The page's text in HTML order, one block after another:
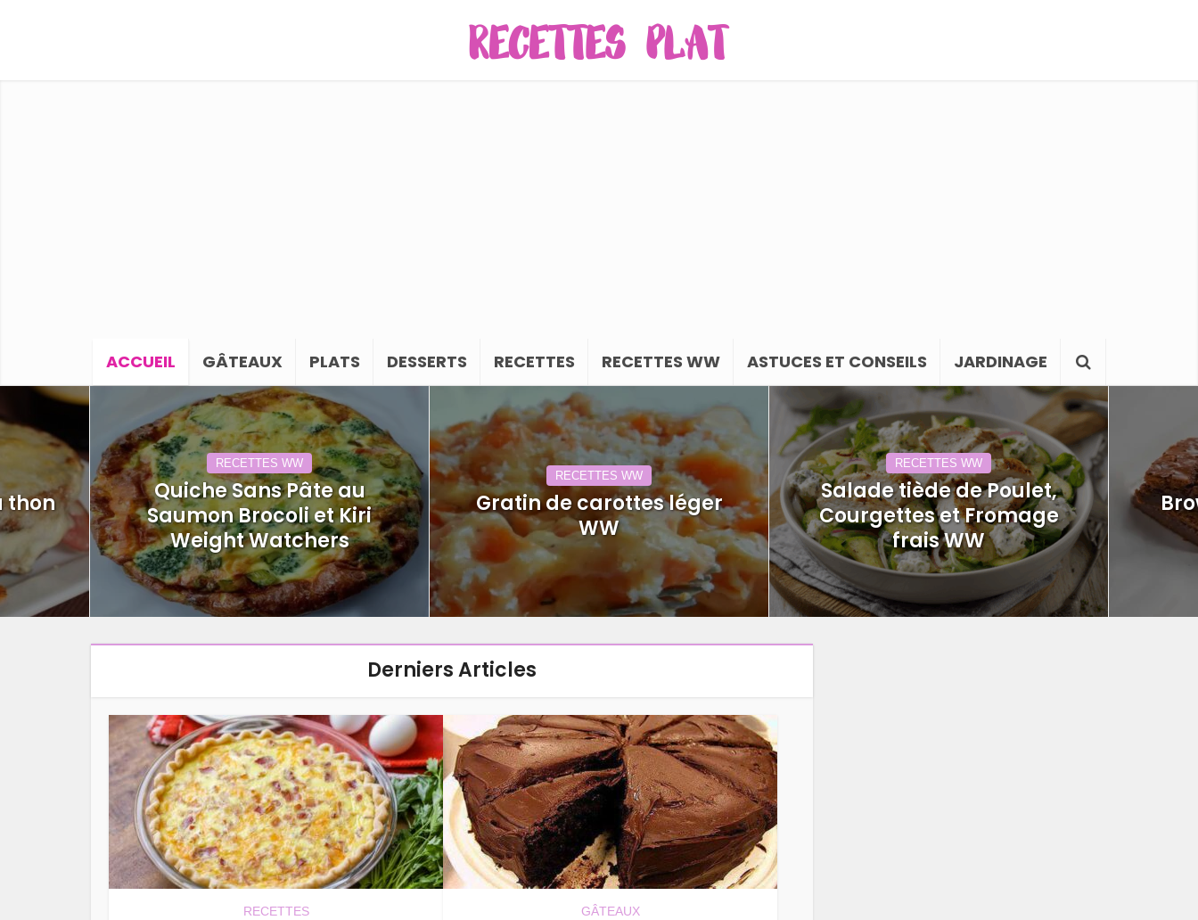
ACCUEIL GÂTEAUX PLATS DESSERTS RECETTES RECETTES WW ASTUCES ET CONSEILS JARDINAGE
thon
RECETTES WW
Quiche Sans Pâte au
Saumon Brocoli et Kiri
Weight Watchers
RECETTES WW
Gratin de carottes léger
WW
RECETTES WW
Salade tiède de Poulet,
Courgettes et Fromage
frais WW
Derniers Articles
RECETTES GÂTEAUX